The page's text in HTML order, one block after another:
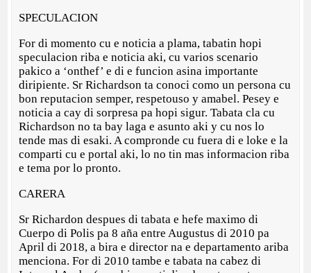
SPECULACION
For di momento cu e noticia a plama, tabatin hopi
speculacion riba e noticia aki, cu varios scenario
pakico a ‘onthef’ e di e funcion asina importante
diripiente. Sr Richardson ta conoci como un persona cu
bon reputacion semper, respetouso y amabel. Pesey e
noticia a cay di sorpresa pa hopi sigur. Tabata cla cu
Richardson no ta bay laga e asunto aki y cu nos lo
tende mas di esaki. A compronde cu fuera di e loke e la
comparti cu e portal aki, lo no tin mas informacion riba
e tema por lo pronto.
CARERA
Sr Richardon despues di tabata e hefe maximo di
Cuerpo di Polis pa 8 aña entre Augustus di 2010 pa
April di 2018, a bira e director na e departamento ariba
menciona. For di 2010 tambe e tabata na cabez di